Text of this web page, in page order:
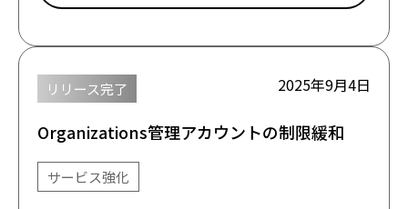
リリース完了 2025年9月4日
Organizations管理アカウントの制限緩和
サービス強化